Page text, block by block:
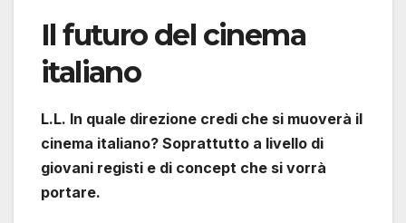
Il futuro del cinema
italiano
L.L. In quale direzione credi che si muoverà il
cinema italiano? Soprattutto a livello di
giovani registi e di concept che si vorrà
portare.